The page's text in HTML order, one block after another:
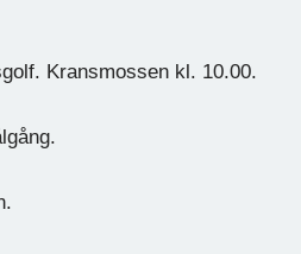
Kransmossen kl. 10.00.